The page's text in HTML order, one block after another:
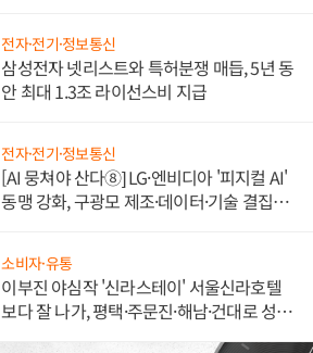
전자·전기·정보통신
삼성전자 넷리스트와 특허분쟁 매듭, 5년 동
안 최대 1.3조 라이선스비 지급
전자·전기·정보통신
[AI 뭉쳐야 산다⑧] LG·엔비디아 '피지컬 AI'
동맹 강화, 구광모 제조·데이터·기술 결집
소비자·유통
이부진 야심작 '신라스테이' 서울신라호텔
보다 잘 나가, 평택·주문진·해남·건대로 성